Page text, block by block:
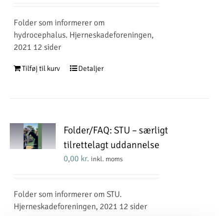
Folder som informerer om
hydrocephalus. Hjerneskadeforeningen,
2021 12 sider
Tilføj til kurv Detaljer
Folder/FAQ: STU – særligt
tilrettelagt uddannelse
0,00 kr. inkl. moms
Folder som informerer om STU.
Hjerneskadeforeningen, 2021 12 sider